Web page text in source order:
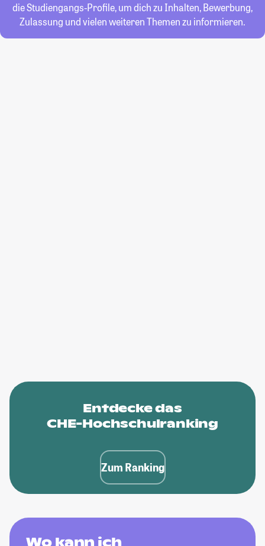
die Studiengangs-Profile, um dich zu Inhalten, Bewerbung,
Zulassung und vielen weiteren Themen zu informieren.
Entdecke das
CHE-Hochschulranking
Zum Ranking
Wo kann ich